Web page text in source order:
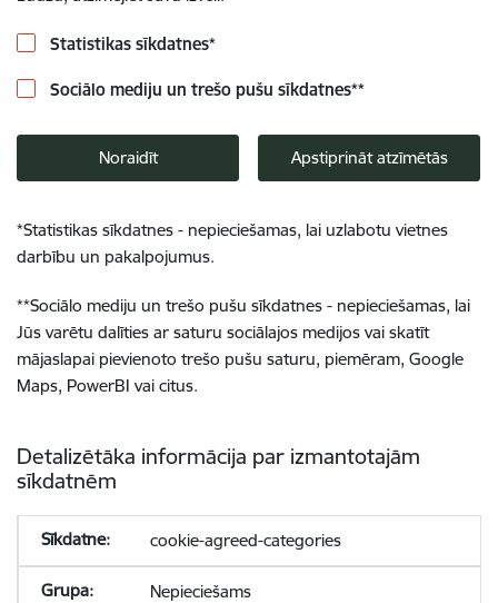
Statistikas sīkdatnes*
Sociālo mediju un trešo pušu sīkdatnes**
Noraidīt Apstiprināt atzīmētās
*Statistikas sīkdatnes - nepieciešamas, lai uzlabotu vietnes
darbību un pakalpojumus.
**Sociālo mediju un trešo pušu sīkdatnes - nepieciešamas, lai
Jūs varētu dalīties ar saturu sociālajos medijos vai skatīt
mājaslapai pievienoto trešo pušu saturu, piemēram, Google
Maps, PowerBI vai citus.
Detalizētāka informācija par izmantotajām
sīkdatnēm
cookie-agreed-categories
Nepieciešams